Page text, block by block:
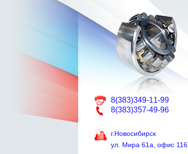
8(383)349-11-99
8(383)357-49-96
г.Новосибирск
ул. Мира 61а, офис 116